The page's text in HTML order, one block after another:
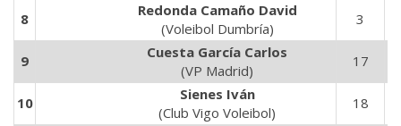
8
Redonda Camaño David
(Voleibol Dumbría)
3
9
Cuesta García Carlos
(VP Madrid)
17
10
Sienes Iván
(Club Vigo Voleibol)
18